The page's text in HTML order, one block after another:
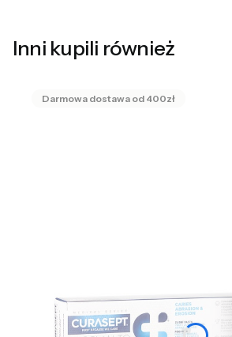
Inni kupili również